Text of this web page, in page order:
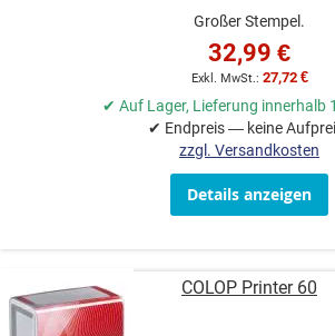
Großer Stempel.
32,99 €
27,72 €
✔ Auf Lager, Lieferung innerhalb
✔ Endpreis — keine
zzgl. Versandkosten
Details anzeigen
COLOP Printer 60